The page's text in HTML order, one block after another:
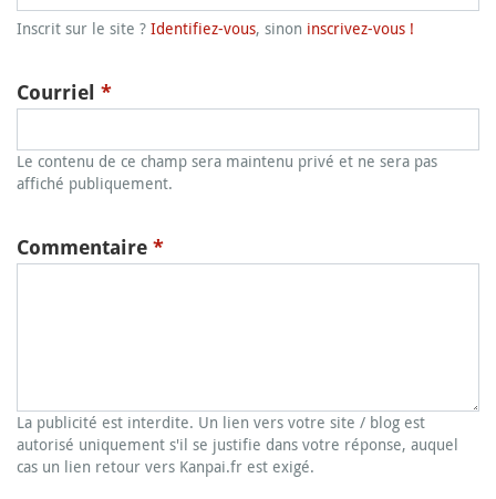
Inscrit sur le site ? Identifiez-vous, sinon inscrivez-vous !
Courriel *
Le contenu de ce champ sera maintenu privé et ne sera pas
affiché publiquement.
Commentaire *
La publicité est interdite. Un lien vers votre site / blog est
autorisé uniquement s'il se justifie dans votre réponse, auquel
cas un lien retour vers Kanpai.fr est exigé.